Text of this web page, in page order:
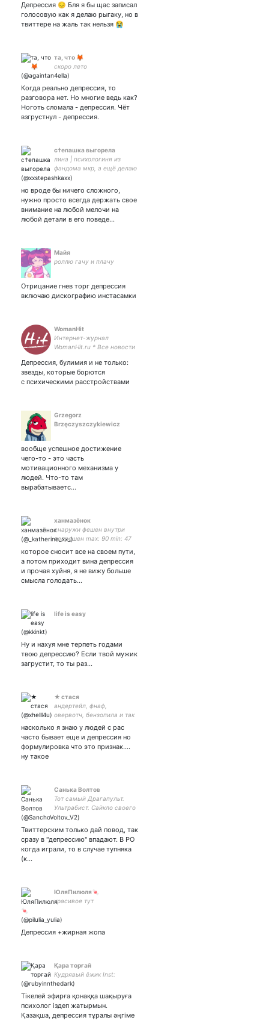
Депрессия 😔 Бля я бы щас записал
голосовую как я делаю рыгаку, но в
твиттере на жаль так нельзя 😭
та, что 🦊
скоро лето
Когда реально депрессия, то
разговора нет. Но многие ведь как?
Ноготь сломала - депрессия. Чёт
взгрустнул - депрессия.
с†епашка выгорела
лина | психологиня из
фандома мкр, а ещё делаю
бомбочки для ванн! //
но вроде бы ничего сложного,
нужно просто всегда держать свое
внимание на любой мелочи на
любой детали в его поведе…
Майя
роллю гачу и плачу
Отрицание гнев торг депрессия
включаю дискографию инстасамки
WomanHit
Интернет-журнал
WomanHit.ru * Все новости
Депрессия, булимия и не только:
звезды, которые борются
с психическими расстройствами
Grzegorz
Brzęczyszczykiewicz
вообще успешное достижение
чего-то - это часть
мотивационного механизма у
людей. Что-то там
вырабатываетс…
ханмазёнок
снаружи фешен внутри
депрешен max: 90 min: 47
которое сносит все на своем пути,
а потом приходит вина депрессия
и прочая хуйня, я не вижу больше
смысла голодать…
life is easy
Ну и нахуя мне терпеть годами
твою депрессию? Если твой мужик
загрустит, то ты раз…
★ стася
андертейл, фнаф,
овервотч, бензопила и так
далее | 22 | про-радфем |
рисую картинки еще
иногда | очень много ною
извините
насколько я знаю у людей с рас
часто бывает еще и депрессия но
формулировка что это признак....
ну такое
Санька Волтов
Тот самый Драгапульт.
Ультрабист. Сайкло своего
слова. Журнализд в
8734 4402
Твиттерским только дай повод, так
сразу в "депрессию" впадают. В РО
когда играли, то в случае тупняка
(к…
ЮляПилюля🍬
красивое тут
Депрессия +жирная жопа
Қара торғай
Кудрявый ёжик Inst:
Тікелей эфирға қонаққа шақыруға
психолог іздеп жатырмын.
Қазақша, депрессия тұралы әңгіме